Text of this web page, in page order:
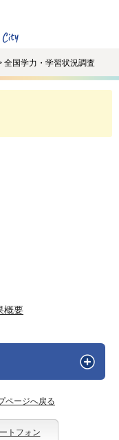
全国学力・学習状況調査
概要
ページへ戻る
トフォン